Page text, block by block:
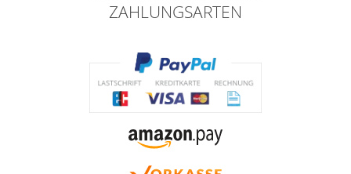
ZAHLUNGSARTEN